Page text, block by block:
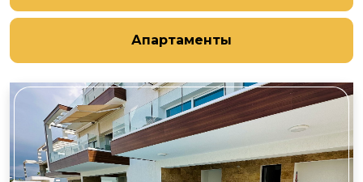
Апартаменты